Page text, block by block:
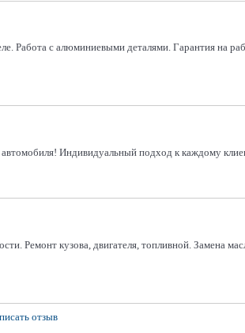
Работа с алюминиевыми деталями. Гарантия на
Индивидуальный подход к каждому
Ремонт кузова, двигателя, топливной. Замена
отзыв